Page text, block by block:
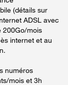
(détails sur
ADSL avec
200Go/mois
internet et au
numéros
mois et 3h